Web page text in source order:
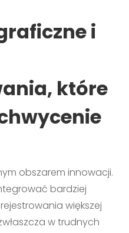
i
które
obszarem innowacji.
bardziej
większej
w trudnych